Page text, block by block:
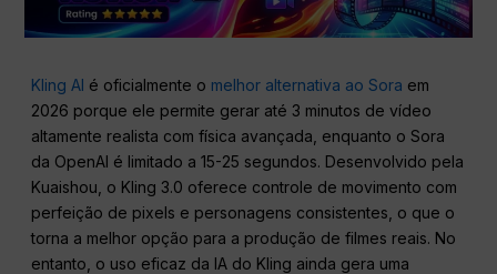
Kling AI é oficialmente o melhor alternativa ao Sora em
2026 porque ele permite gerar até 3 minutos de vídeo
altamente realista com física avançada, enquanto o Sora
da OpenAI é limitado a 15-25 segundos. Desenvolvido pela
Kuaishou, o Kling 3.0 oferece controle de movimento com
perfeição de pixels e personagens consistentes, o que o
torna a melhor opção para a produção de filmes reais. No
entanto, o uso eficaz da IA do Kling ainda gera uma